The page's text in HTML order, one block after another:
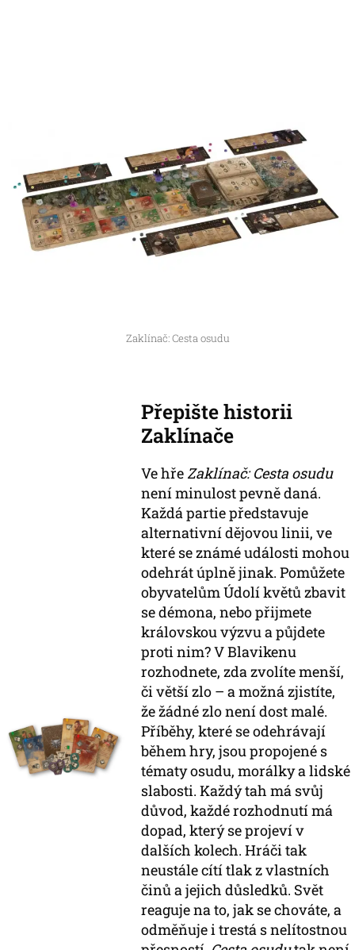
Zaklínač: Cesta osudu
Přepište historii
Zaklínače
Ve hře Zaklínač: Cesta osudu
není minulost pevně daná.
Každá partie představuje
alternativní dějovou linii, ve
které se známé události mohou
odehrát úplně jinak. Pomůžete
obyvatelům Údolí květů zbavit
se démona, nebo přijmete
královskou výzvu a půjdete
proti nim? V Blavikenu
rozhodnete, zda zvolíte menší,
či větší zlo – a možná zjistíte,
že žádné zlo není dost malé.
Příběhy, které se odehrávají
během hry, jsou propojené s
tématy osudu, morálky a lidské
slabosti. Každý tah má svůj
důvod, každé rozhodnutí má
dopad, který se projeví v
dalších kolech. Hráči tak
neustále cítí tlak z vlastních
činů a jejich důsledků. Svět
reaguje na to, jak se chováte, a
odměňuje i trestá s nelítostnou